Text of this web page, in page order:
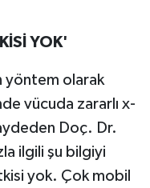
YOK'
yöntem olarak
vücuda zararlı x-
Doç. Dr.
ilgili şu bilgiyi
yok. Çok mobil